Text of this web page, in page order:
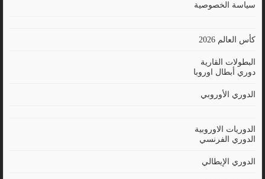
سياسة الخصوصية
كأس العالم 2026
البطولات القارية
دوري أبطال اوروبا
الدوري الأوروبي
الدوريات الاوروبية
الدوري الفرنسي
الدوري الإيطالي